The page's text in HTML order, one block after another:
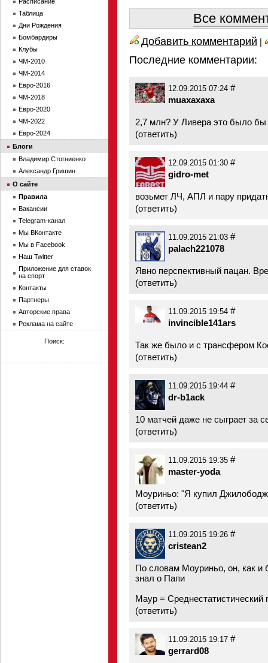
Все
Добавить комментарий |
Последние комментарии:
12.09.2015 07:24 #
muaxaxaxa
2,7 млн? У Ливера это было бы
(ответить)
12.09.2015 01:30 #
gidro-met
возьмет ЛЧ, АПЛ и пару
(ответить)
11.09.2015 21:03 #
palach221078
Явно перспективный пацан.
(ответить)
11.09.2015 19:54 #
invincible141ars
Так же было и с трансфером
(ответить)
11.09.2015 19:44 #
dr-b1ack
10 матчей даже не сыграет за
(ответить)
11.09.2015 19:35 #
master-yoda
Моуриньо: "Я купил
(ответить)
11.09.2015 19:26 #
cristean2
По словам Моуриньо, он, как и
знал о Папи
Маур = Среднестатистический
(ответить)
11.09.2015 19:17 #
gerrard08
Таблица
Дни Рождения
Бомбардиры
Клубы
ЧМ-2010
ЧМ-2014
Евро-2016
ЧМ-2018
Евро-2020
ЧМ-2022
Евро-2024
Блоги
Владимир Стогниенко
Александр Гришин
О сайте
Правила
Вакансии
Telegram-канал
Мы ВКонтакте
Мы в Facebook
Наш Twitter
Приложение для ставок
на спорт
Контакты
Партнеры
Авторские права
Реклама на сайте
Поиск: